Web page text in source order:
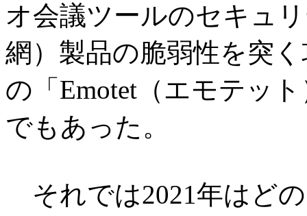
オ会議ツールのセキュ
網）製品の脆弱性を突
の「Emotet（エモテッ
でもあった。
それでは2021年はど